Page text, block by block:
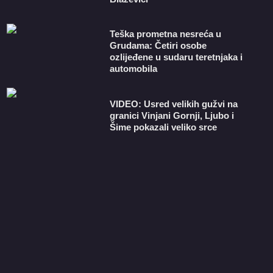
Teška prometna nesreća u
Grudama: Četiri osobe
ozlijeđene u sudaru teretnjaka i
automobila
VIDEO: Usred velikih gužvi na
granici Vinjani Gornji, Ljubo i
Šime pokazali veliko srce